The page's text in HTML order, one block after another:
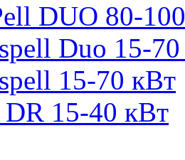
DUO 80-
Duo 15-
15-70 кВт
DR 15-40 кВт